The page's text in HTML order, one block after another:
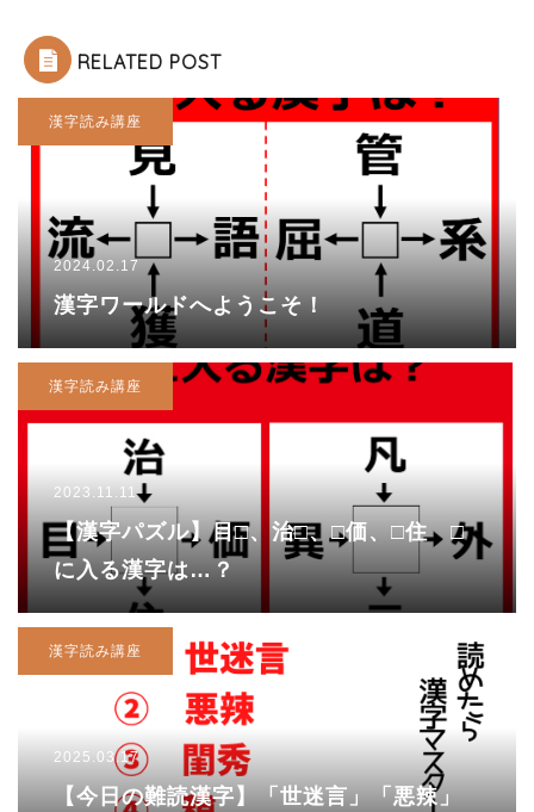
RELATED POST
漢字読み講座
2024.02.17
漢字ワールドへようこそ！
漢字読み講座
2023.11.11
【漢字パズル】目□、治□、□価、□住 □
に入る漢字は…？
漢字読み講座
2025.03.17
【今日の難読漢字】「世迷言」「悪辣」